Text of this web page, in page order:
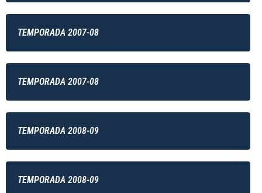
TEMPORADA 2007-08
TEMPORADA 2007-08
TEMPORADA 2008-09
TEMPORADA 2008-09